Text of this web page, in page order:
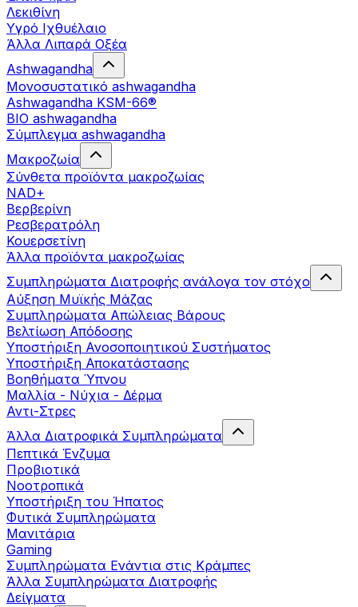
Λεκιθίνη
Υγρό Ιχθυέλαιο
Άλλα Λιπαρά Οξέα
Ashwagandha
Μονοσυστατικό ashwagandha
Ashwagandha KSM-66®
BIO ashwagandha
Σύμπλεγμα ashwagandha
Μακροζωία
Σύνθετα προϊόντα μακροζωίας
NAD+
Βερβερίνη
Ρεσβερατρόλη
Κουερσετίνη
Άλλα προϊόντα μακροζωίας
Συμπληρώματα Διατροφής ανάλογα τον στόχο
Αύξηση Μυϊκής Μάζας
Συμπληρώματα Aπώλειας Βάρους
Βελτίωση Απόδοσης
Υποστήριξη Ανοσοποιητικού Συστήματος
Yποστήριξη Αποκατάστασης
Βοηθήματα Ύπνου
Μαλλία - Νύχια - Δέρμα
Αντι-Στρες
Άλλα Διατροφικά Συμπληρώματα
Πεπτικά Ένζυμα
Προβιοτικά
Νοοτροπικά
Υποστήριξη του Ήπατος
Φυτικά Συμπληρώματα
Μανιτάρια
Gaming
Συμπληρώματα Ενάντια στις Κράμπες
Άλλα Συμπληρώματα Διατροφής
Δείγματα